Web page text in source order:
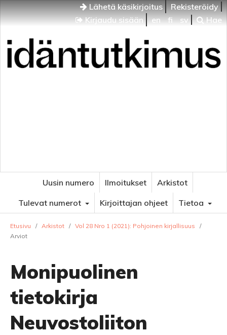
Lähetä käsikirjoitus
Rekisteröidy
Kirjaudu sisään
en fi sv Hae
Uusin numero Ilmoitukset
Arkistot
Tulevat numerot
Kirjoittajan ohjeet Tietoa
Etusivu / Arkistot / Vol 28 Nro 1 (2021): Pohjoinen kirjallisuus
/
Arviot
Monipuolinen
tietokirja
Neuvostoliiton